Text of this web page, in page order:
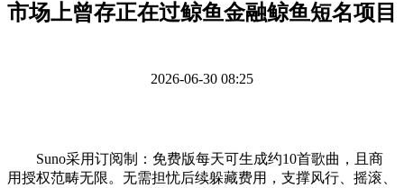
市场上曾存正在过鲸鱼金融鲸鱼短名项目
2026-06-30 08:25
Suno采用订阅制：免费版每天可生成约10首歌曲，且商
用授权范畴无限。无需担忧后续躲藏费用，支撑风行、摇滚、